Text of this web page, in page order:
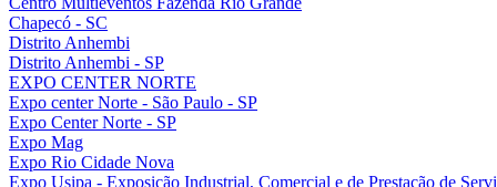
Chapecó - SC
Distrito Anhembi
Distrito Anhembi - SP
EXPO CENTER NORTE
Expo center Norte - São Paulo - SP
Expo Center Norte - SP
Expo Mag
Expo Rio Cidade Nova
Expo Usipa - Exposição Industrial, Comercial e de Prestação de